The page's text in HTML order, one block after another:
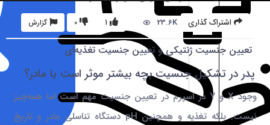
اشتراک گذاری 23.6K گزارش 0 1
تعیین جنسیت ژنتیکی و تعیین جنسیت تغذیه‌ای
پدر در تشکیل جنسیت بچه بیشتر موثر است یا مادر؟
وجود X و Y در اسپرم در تعیین جنسیت مهم است اما همه‌چیز
نیست. بلکه تغذیه و همچنین pH دستگاه تناسلی مادر و تاریخ